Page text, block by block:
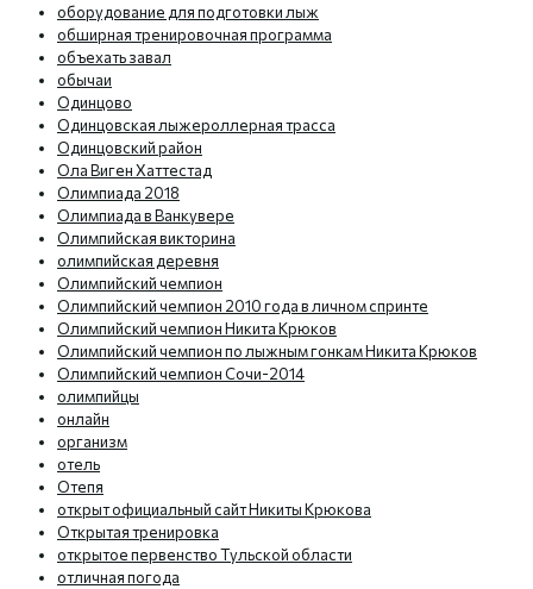
оборудование для подготовки лыж
обширная тренировочная программа
объехать завал
обычаи
Одинцово
Одинцовская лыжероллерная трасса
Одинцовский район
Ола Виген Хаттестад
Олимпиада 2018
Олимпиада в Ванкувере
Олимпийская викторина
олимпийская деревня
Олимпийский чемпион
Олимпийский чемпион 2010 года в личном спринте
Олимпийский чемпион Никита Крюков
Олимпийский чемпион по лыжным гонкам Никита Крюков
Олимпийский чемпион Сочи-2014
олимпийцы
онлайн
организм
отель
Отепя
открыт официальный сайт Никиты Крюкова
Открытая тренировка
открытое первенство Тульской области
отличная погода